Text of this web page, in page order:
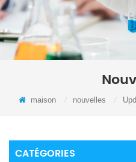
maison nouvelles
CATÉGORIES